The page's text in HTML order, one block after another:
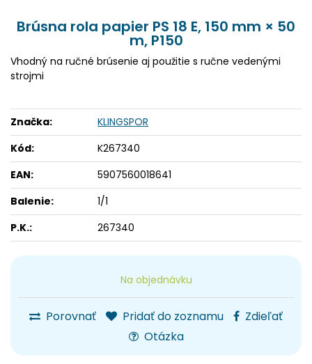
Na objednávku
Porovnať Pridať do zoznamu
Zdieľať
Otázka
Brúsna rola papier PS 18 E, 150 mm × 50
m, P150
Vhodný na ručné brúsenie aj použitie s ručne vedenými
strojmi
Značka:
KLINGSPOR
Kód:
K267340
EAN:
5907560018641
Balenie:
1/1
P.K.:
267340